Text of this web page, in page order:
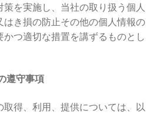
を実施し、当社の取り扱う個人
き損の防止その他の個人情報の
つ適切な措置を講ずるものとし
遵守事項
取得、利用、提供については、以